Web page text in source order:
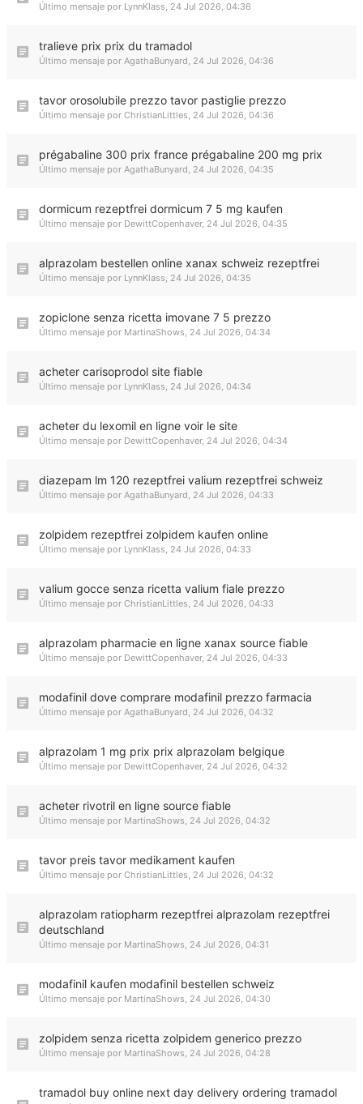
Último mensaje por LynnKlass, 24 Jul 2026, 04:36
tralieve prix prix du tramadol
Último mensaje por AgathaBunyard, 24 Jul 2026, 04:36
tavor orosolubile prezzo tavor pastiglie prezzo
Último mensaje por ChristianLittles, 24 Jul 2026, 04:36
prégabaline 300 prix france prégabaline 200 mg prix
Último mensaje por AgathaBunyard, 24 Jul 2026, 04:35
dormicum rezeptfrei dormicum 7 5 mg kaufen
Último mensaje por DewittCopenhaver, 24 Jul 2026, 04:35
alprazolam bestellen online xanax schweiz rezeptfrei
Último mensaje por LynnKlass, 24 Jul 2026, 04:35
zopiclone senza ricetta imovane 7 5 prezzo
Último mensaje por MartinaShows, 24 Jul 2026, 04:34
acheter carisoprodol site fiable
Último mensaje por LynnKlass, 24 Jul 2026, 04:34
acheter du lexomil en ligne voir le site
Último mensaje por DewittCopenhaver, 24 Jul 2026, 04:34
diazepam lm 120 rezeptfrei valium rezeptfrei schweiz
Último mensaje por AgathaBunyard, 24 Jul 2026, 04:33
zolpidem rezeptfrei zolpidem kaufen online
Último mensaje por LynnKlass, 24 Jul 2026, 04:33
valium gocce senza ricetta valium fiale prezzo
Último mensaje por ChristianLittles, 24 Jul 2026, 04:33
alprazolam pharmacie en ligne xanax source fiable
Último mensaje por DewittCopenhaver, 24 Jul 2026, 04:33
modafinil dove comprare modafinil prezzo farmacia
Último mensaje por AgathaBunyard, 24 Jul 2026, 04:32
alprazolam 1 mg prix prix alprazolam belgique
Último mensaje por DewittCopenhaver, 24 Jul 2026, 04:32
acheter rivotril en ligne source fiable
Último mensaje por MartinaShows, 24 Jul 2026, 04:32
tavor preis tavor medikament kaufen
Último mensaje por ChristianLittles, 24 Jul 2026, 04:32
alprazolam ratiopharm rezeptfrei alprazolam rezeptfrei
deutschland
Último mensaje por MartinaShows, 24 Jul 2026, 04:31
modafinil kaufen modafinil bestellen schweiz
Último mensaje por MartinaShows, 24 Jul 2026, 04:30
zolpidem senza ricetta zolpidem generico prezzo
Último mensaje por MartinaShows, 24 Jul 2026, 04:28
tramadol buy online next day delivery ordering tramadol